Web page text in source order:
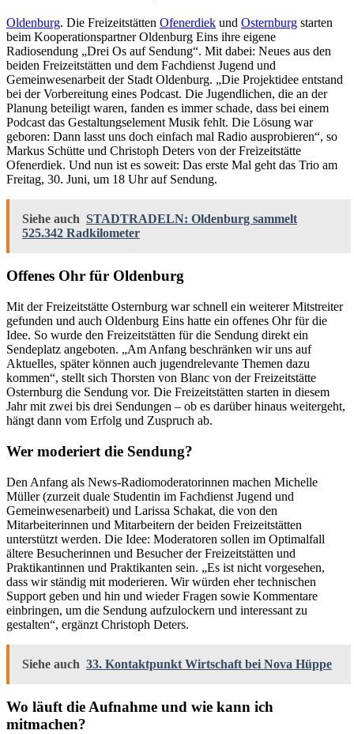
Oldenburg. Die Freizeitstätten Ofenerdiek und Osternburg starten
beim Kooperationspartner Oldenburg Eins ihre eigene
Radiosendung „Drei Os auf Sendung“. Mit dabei: Neues aus den
beiden Freizeitstätten und dem Fachdienst Jugend und
Gemeinwesenarbeit der Stadt Oldenburg. „Die Projektidee entstand
bei der Vorbereitung eines Podcast. Die Jugendlichen, die an der
Planung beteiligt waren, fanden es immer schade, dass bei einem
Podcast das Gestaltungselement Musik fehlt. Die Lösung war
geboren: Dann lasst uns doch einfach mal Radio ausprobieren“, so
Markus Schütte und Christoph Deters von der Freizeitstätte
Ofenerdiek. Und nun ist es soweit: Das erste Mal geht das Trio am
Freitag, 30. Juni, um 18 Uhr auf Sendung.
Siehe auch STADTRADELN: Oldenburg sammelt
525.342 Radkilometer
Offenes Ohr für Oldenburg
Mit der Freizeitstätte Osternburg war schnell ein weiterer Mitstreiter
gefunden und auch Oldenburg Eins hatte ein offenes Ohr für die
Idee. So wurde den Freizeitstätten für die Sendung direkt ein
Sendeplatz angeboten. „Am Anfang beschränken wir uns auf
Aktuelles, später können auch jugendrelevante Themen dazu
kommen“, stellt sich Thorsten von Blanc von der Freizeitstätte
Osternburg die Sendung vor. Die Freizeitstätten starten in diesem
Jahr mit zwei bis drei Sendungen – ob es darüber hinaus weitergeht,
hängt dann vom Erfolg und Zuspruch ab.
Wer moderiert die Sendung?
Den Anfang als News-Radiomoderatorinnen machen Michelle
Müller (zurzeit duale Studentin im Fachdienst Jugend und
Gemeinwesenarbeit) und Larissa Schakat, die von den
Mitarbeiterinnen und Mitarbeitern der beiden Freizeitstätten
unterstützt werden. Die Idee: Moderatoren sollen im Optimalfall
ältere Besucherinnen und Besucher der Freizeitstätten und
Praktikantinnen und Praktikanten sein. „Es ist nicht vorgesehen,
dass wir ständig mit moderieren. Wir würden eher technischen
Support geben und hin und wieder Fragen sowie Kommentare
einbringen, um die Sendung aufzulockern und interessant zu
gestalten“, ergänzt Christoph Deters.
Siehe auch 33. Kontaktpunkt Wirtschaft bei Nova Hüppe
Wo läuft die Aufnahme und wie kann ich
mitmachen?